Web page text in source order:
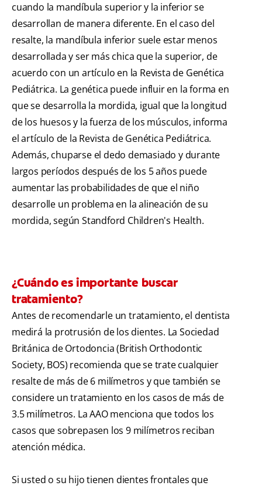
cuando la mandíbula superior y la inferior se
desarrollan de manera diferente. En el caso del
resalte, la mandíbula inferior suele estar menos
desarrollada y ser más chica que la superior, de
acuerdo con un artículo en la Revista de Genética
Pediátrica. La genética puede influir en la forma en
que se desarrolla la mordida, igual que la longitud
de los huesos y la fuerza de los músculos, informa
el artículo de la Revista de Genética Pediátrica.
Además, chuparse el dedo demasiado y durante
largos períodos después de los 5 años puede
aumentar las probabilidades de que el niño
desarrolle un problema en la alineación de su
mordida, según Standford Children's Health.
¿Cuándo es importante buscar
tratamiento?
Antes de recomendarle un tratamiento, el dentista
medirá la protrusión de los dientes. La Sociedad
Británica de Ortodoncia (British Orthodontic
Society, BOS) recomienda que se trate cualquier
resalte de más de 6 milímetros y que también se
considere un tratamiento en los casos de más de
3.5 milímetros. La AAO menciona que todos los
casos que sobrepasen los 9 milímetros reciban
atención médica.
Si usted o su hijo tienen dientes frontales que